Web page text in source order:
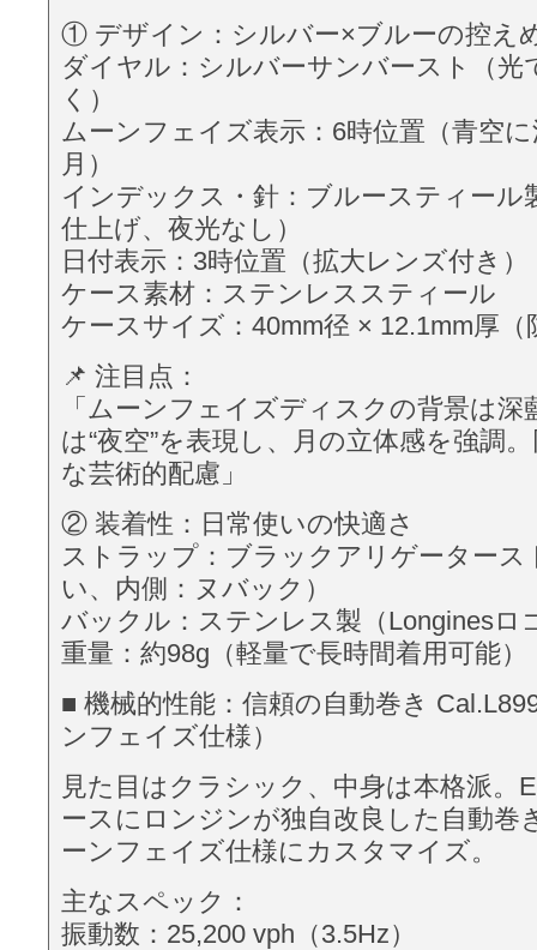
① デザイン：シルバー×ブルーの控え
ダイヤル：シルバーサンバースト（光
く）
ムーンフェイズ表示：6時位置（青空
月）
インデックス・針：ブルースティール
仕上げ、夜光なし）
日付表示：3時位置（拡大レンズ付き）
ケース素材：ステンレススティール
ケースサイズ：40mm径 × 12.1mm厚（
📌 注目点：
「ムーンフェイズディスクの背景は
は“夜空”を表現し、月の立体感を強調
な芸術的配慮」
② 装着性：日常使いの快適さ
ストラップ：ブラックアリゲータース
い、内側：ヌバック）
バックル：ステンレス製（Longinesロ
重量：約98g（軽量で長時間着用可能）
■ 機械的性能：信頼の自動巻き
ンフェイズ仕様）
見た目はクラシック、中身は本格派。
ースにロンジンが独自改良した自動巻
ーンフェイズ仕様にカスタマイズ。
主なスペック：
振動数：25,200 vph（3.5Hz）